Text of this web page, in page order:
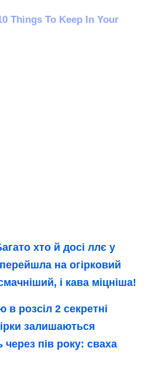
хто й досі ллє у
на огірковий
і кава міцніша!
в розсіл 2 секретні
залишаються
через пів року: сваха